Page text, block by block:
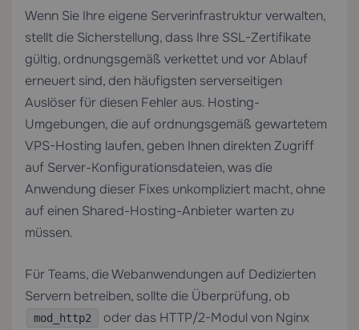
Wenn Sie Ihre eigene Serverinfrastruktur verwalten,
stellt die Sicherstellung, dass Ihre SSL-Zertifikate
gültig, ordnungsgemäß verkettet und vor Ablauf
erneuert sind, den häufigsten serverseitigen
Auslöser für diesen Fehler aus. Hosting-
Umgebungen, die auf ordnungsgemäß gewartetem
VPS-Hosting laufen, geben Ihnen direkten Zugriff
auf Server-Konfigurationsdateien, was die
Anwendung dieser Fixes unkompliziert macht, ohne
auf einen Shared-Hosting-Anbieter warten zu
müssen.
Für Teams, die Webanwendungen auf Dedizierten
Servern betreiben, sollte die Überprüfung, ob
mod_http2
oder das HTTP/2-Modul von Nginx